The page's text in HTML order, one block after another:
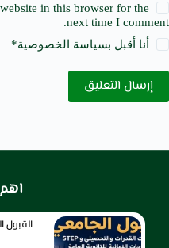
in this browser for the
next time I comment.
أنا أقبل بسياسة الخصوصية*
إرسال التعليق
اهم
القبول